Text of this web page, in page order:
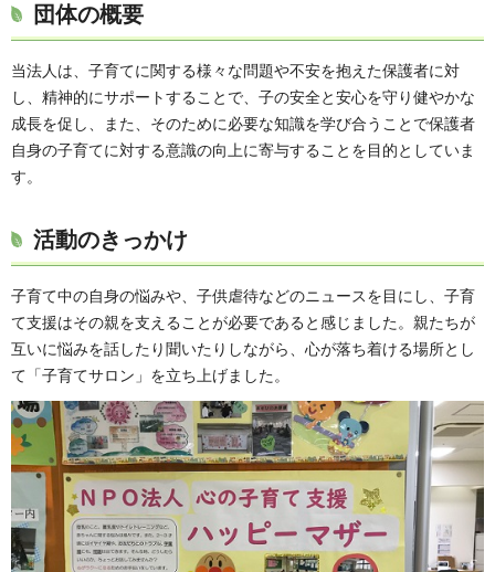
団体の概要
当法人は、子育てに関する様々な問題や不安を抱えた保護者に対
し、精神的にサポートすることで、子の安全と安心を守り健やかな
成長を促し、また、そのために必要な知識を学び合うことで保護者
自身の子育てに対する意識の向上に寄与することを目的としていま
す。
活動のきっかけ
子育て中の自身の悩みや、子供虐待などのニュースを目にし、子育
て支援はその親を支えることが必要であると感じました。親たちが
互いに悩みを話したり聞いたりしながら、心が落ち着ける場所とし
て「子育てサロン」を立ち上げました。